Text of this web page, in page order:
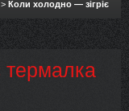
> Коли холодно — зігріє
термалка